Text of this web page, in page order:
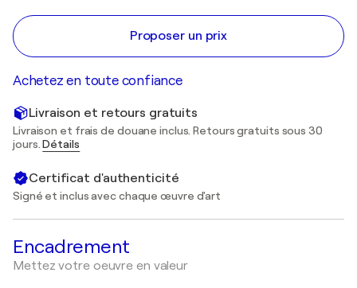
Proposer un prix
Achetez en toute confiance
Livraison et retours gratuits
Livraison et frais de douane inclus. Retours gratuits sous 30
jours.Détails
Certificat d'authenticité
Signé et inclus avec chaque œuvre d'art
Encadrement
Mettez votre oeuvre en valeur